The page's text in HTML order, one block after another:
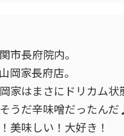
市長府院内。
岡家長府店。
家はまさにドリカム状
うだ辛味噌だったんだ
美味しい！大好き！